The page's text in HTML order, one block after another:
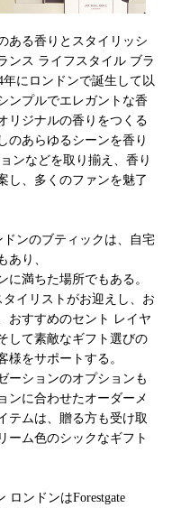
ある香りとスタイリッシ
ンス ライフスタイル ブラ
にロンドンで誕生して以
ンプルでエレガントな香
リジナルの香りをつくる
のあらゆるシーンを香り
ンなどを取り揃え、香り
し、多くのファンを魅了
ンのブティックは、自宅
あり、
満ちた場所でもある。
イリストがお迎えし、お
おすすめのセント レイヤ
して素敵なギフト選びの
様をサポートする。
ーションのオプションも
ンに合わせたオーダーメ
テムは、贈る方も受け取
ーム色のシックなギフト
ロンドンはForestgate